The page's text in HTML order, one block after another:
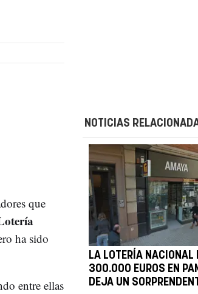
que
ha sido
entre ellas
NOTICIAS
LA LOTERÍA NACIONAL
300.000 EUROS EN
DEJA UN